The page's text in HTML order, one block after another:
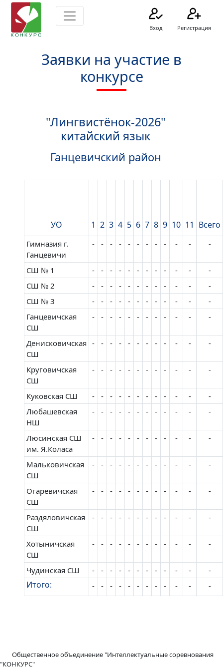
Вход Регистрация
Заявки на участие в
конкурсе
"Лингвистёнок-2026"
китайский язык
Ганцевичский район
УО 1 2 3 4 5 6 7 8 9 10 11 Всего
Гимназия г.
Ганцевичи
- - - - - - - - - - - -
СШ № 1 - - - - - - - - - - -
-
СШ № 2
- - - - - - - - - - -
-
СШ № 3
- - - - - - - - - - -
-
Ганцевичская
СШ
- - - - - - - - - - - -
Денисковичская
СШ
- - - - - - - - - - - -
Круговичская
СШ
- - - - - - - - - - - -
Куковская СШ - - - - - - - - - - -
-
Любашевская
НШ
- - - - - - - - - - - -
Люсинская СШ
им. Я.Коласа
- - - - - - - - - - - -
Мальковичская
СШ
- - - - - - - - - - - -
Огаревичская
СШ
- - - - - - - - - - - -
Рaздяловичская
СШ
- - - - - - - - - - - -
Хотыничская
СШ
- - - - - - - - - - - -
Чудинская СШ - - - - - - - - - - - -
Итого: - - - - - - - - - - - -
Общественное объединение "Интеллектуальные соревнования
"КОНКУРС"